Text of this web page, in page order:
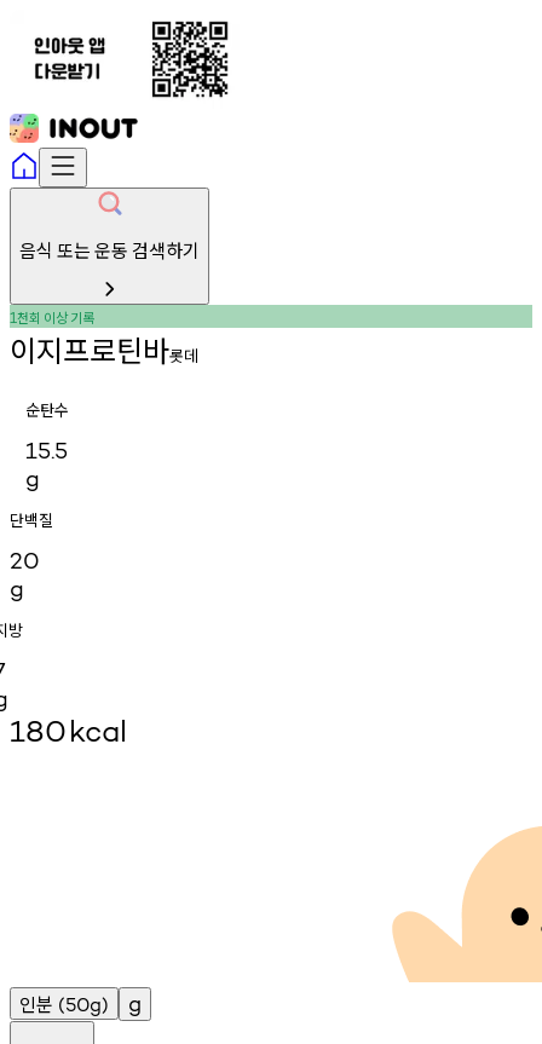
음식 또는 운동 검색하기
1천회 이상기록
이지프로틴바롯데
순탄수
15.5
g
단백질
20
g
방
180kcal
인분 (50g) g